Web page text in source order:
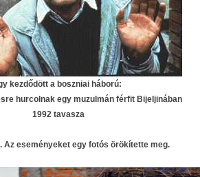
kezdődött a boszniai háború:
hurcolnak egy muzulmán férfit Bijeljinában
1992 tavasza
eseményeket egy fotós örökítette meg.